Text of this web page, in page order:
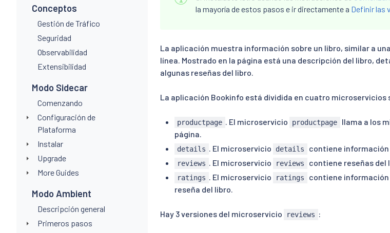
Conceptos
Gestión de Tráfico
Seguridad
Observabilidad
Extensibilidad
Modo Sidecar
Comenzando
Configuración de
Plataforma
Instalar
Upgrade
More Guides
Modo Ambient
Descripción general
Primeros pasos
la mayoría de estos pasos e ir directamente a Definir las
La aplicación muestra información sobre un libro, similar a
línea. Mostrado en la página está una descripción del libro,
algunas reseñas del libro.
La aplicación Bookinfo está dividida en cuatro microservicios
productpage . El microservicio productpage llama a los
página.
details . El microservicio details contiene información
reviews . El microservicio reviews contiene reseñas del
ratings . El microservicio ratings
contiene información
reseña del libro.
Hay 3 versiones del microservicio reviews :